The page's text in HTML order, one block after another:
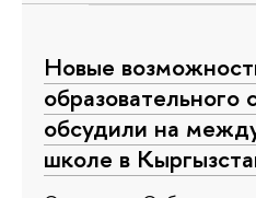
Новые
обсудили на
школе в